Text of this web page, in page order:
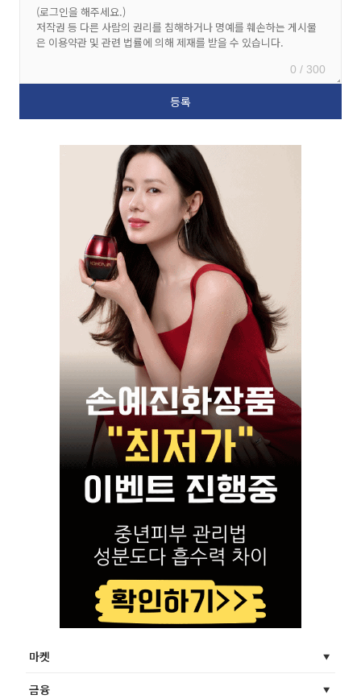
0 / 300
마켓
금융